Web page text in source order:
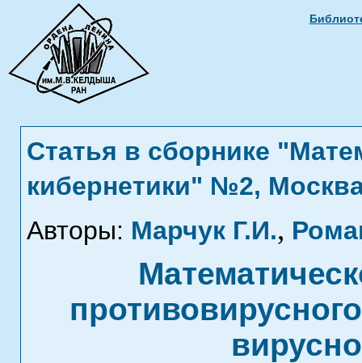
Статья в сборнике
кибернетики" №2,
Авторы: Марчук Г.И.,